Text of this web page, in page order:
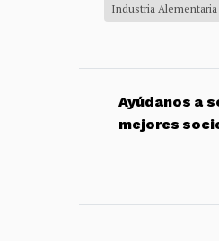
Industria Alementaria
Ayúdanos a
mejores